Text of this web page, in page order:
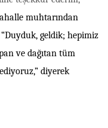
muhtarından
geldik; hepimiz
ve dağıtan tüm
diyerek